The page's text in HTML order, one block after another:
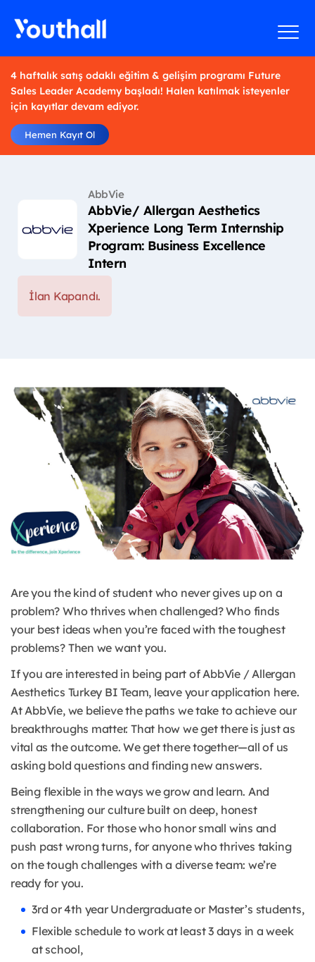
4 haftalık satış odaklı eğitim & gelişim programı Future
Sales Leader Academy başladı! Halen katılmak isteyenler
için kayıtlar devam ediyor.
Hemen Kayıt Ol
AbbVie
AbbVie/ Allergan Aesthetics
Xperience Long Term Internship
Program: Business Excellence
Intern
İlan Kapandı.
Are you the kind of student who never gives up on a
problem? Who thrives when challenged? Who finds
your best ideas when you’re faced with the toughest
problems? Then we want you.
If you are interested in being part of AbbVie / Allergan
Aesthetics Turkey BI Team, leave your application here.
At AbbVie, we believe the paths we take to achieve our
breakthroughs matter. That how we get there is just as
vital as the outcome. We get there together—all of us
asking bold questions and finding new answers.
Being flexible in the ways we grow and learn. And
strengthening our culture built on deep, honest
collaboration. For those who honor small wins and
push past wrong turns, for anyone who thrives taking
on the tough challenges with a diverse team: we’re
ready for you.
3rd or 4th year Undergraduate or Master’s students,
Flexible schedule to work at least 3 days in a week
at school,